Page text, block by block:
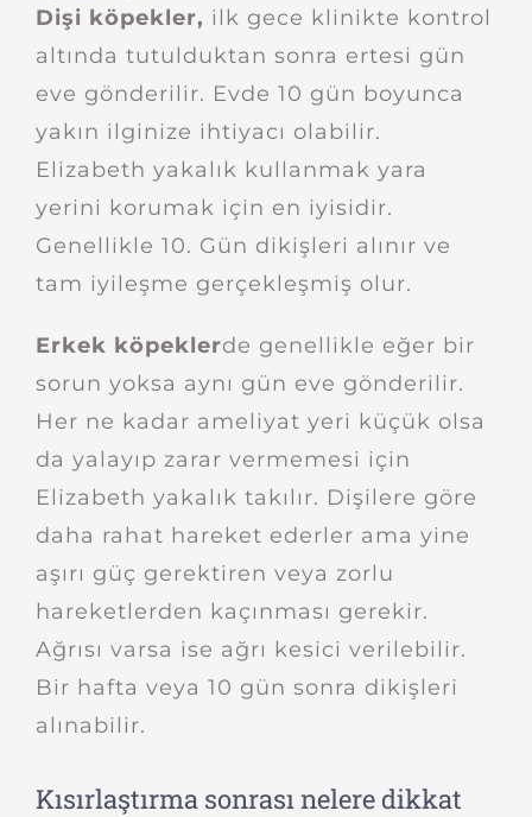
Dişi köpekler, ilk gece klinikte kontrol
altında tutulduktan sonra ertesi gün
eve gönderilir. Evde 10 gün boyunca
yakın ilginize ihtiyacı olabilir.
Elizabeth yakalık kullanmak yara
yerini korumak için en iyisidir.
Genellikle 10. Gün dikişleri alınır ve
tam iyileşme gerçekleşmiş olur.
Erkek köpeklerde genellikle eğer bir
sorun yoksa aynı gün eve gönderilir.
Her ne kadar ameliyat yeri küçük olsa
da yalayıp zarar vermemesi için
Elizabeth yakalık takılır. Dişilere göre
daha rahat hareket ederler ama yine
aşırı güç gerektiren veya zorlu
hareketlerden kaçınması gerekir.
Ağrısı varsa ise ağrı kesici verilebilir.
Bir hafta veya 10 gün sonra dikişleri
alınabilir.
Kısırlaştırma sonrası nelere dikkat